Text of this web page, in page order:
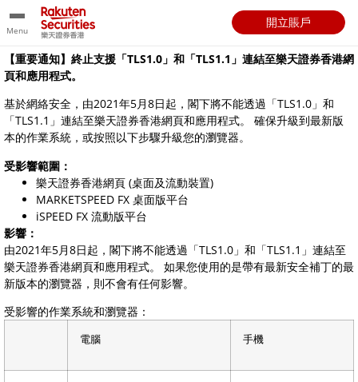
Menu
開立賬戶
【重要通知】終止支援「TLS1.0」和「TLS1.1」連結至樂天證券香港網
頁和應用程式。
基於網絡安全，由2021年5月8日起，閣下將不能透過「TLS1.0」和
「TLS1.1」連結至樂天證券香港網頁和應用程式。 確保升級到最新版
本的作業系統，或按照以下步驟升級您的瀏覽器。
受影響範圍：
樂天證券香港網頁 (桌面及流動裝置)
MARKETSPEED FX 桌面版平台
iSPEED FX 流動版平台
影響：
由2021年5月8日起，閣下將不能透過「TLS1.0」和「TLS1.1」連結至
樂天證券香港網頁和應用程式。 如果您使用的是帶有最新安全補丁的最
新版本的瀏覽器，則不會有任何影響。
受影響的作業系統和瀏覽器：
電腦 手機